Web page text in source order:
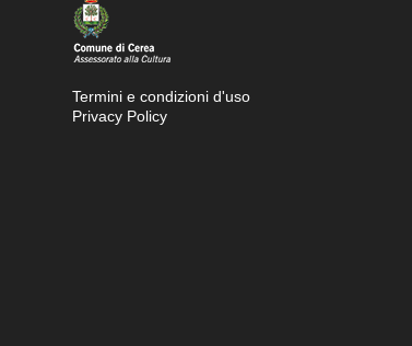
Termini e condizioni d'uso
Privacy Policy